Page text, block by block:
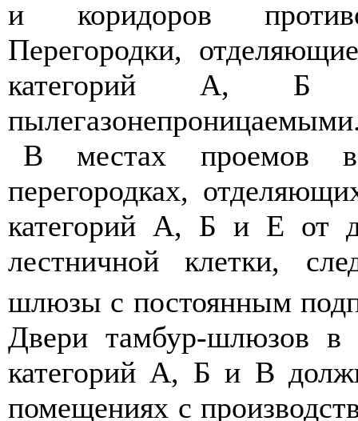
и коридоров
Перегородки,
категорий А,
В местах проемов
перегородках,
категорий А, Б и Е от
лестничной клетки,
шлюзы с постоянным
Двери тамбур-шлюзов в
категорий А, Б и В
помещениях с